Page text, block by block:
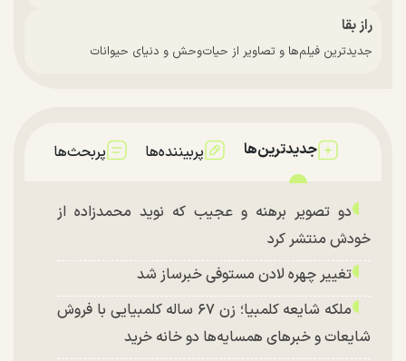
راز بقا
جدیدترین فیلم‌ها و تصاویر از حیات‌وحش و دنیای حیوانات
جدیدترین‌ها پربیننده‌ها پربحث‌ها
دو تصویر برهنه و عجیب که نوید محمدزاده از
خودش منتشر کرد
تغییر چهره لادن مستوفی خبرساز شد
ملکه شایعه کلمبیا؛ زن ۶۷ ساله کلمبیایی با فروش
شایعات و خبر‌های همسایه‌ها دو خانه خرید